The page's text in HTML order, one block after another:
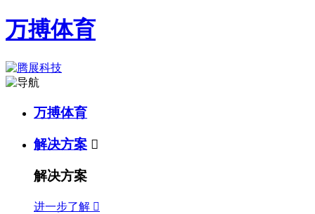
万搏体育
万搏体育
解决方案 
解决方案
进一步了解 